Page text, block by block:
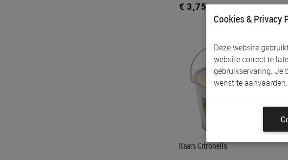
€ 3,75
Kaars Citronella
Cookies & Privacy
Deze website
website correct te
gebruikservaring. Je
wenst te aanvaarden.